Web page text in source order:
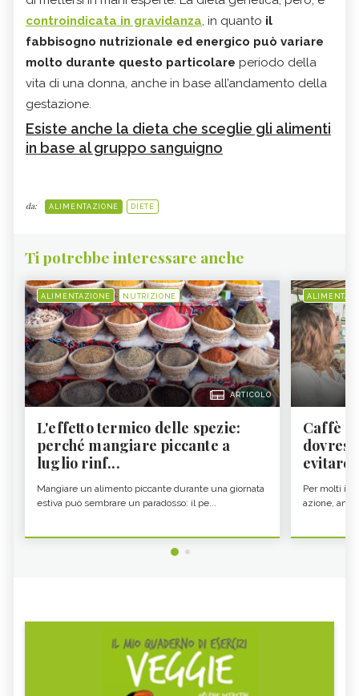
controindicata in gravidanza, in quanto il
fabbisogno nutrizionale ed energico può variare
molto durante questo particolare periodo della
vita di una donna, anche in base all’andamento della
gestazione.
Esiste anche la dieta che sceglie gli alimenti
in base al gruppo sanguigno
da: ALIMENTAZIONE DIETE
Ti potrebbe interessare anche
ALIMENTAZIONE NUTRIZIONE
ARTICOLO
L'effetto termico delle spezie:
perché mangiare piccante a
luglio rinf...
Mangiare un alimento piccante durante una giornata
estiva può sembrare un paradosso: il pe...
Caffè
evitare
Per molti il
azione,